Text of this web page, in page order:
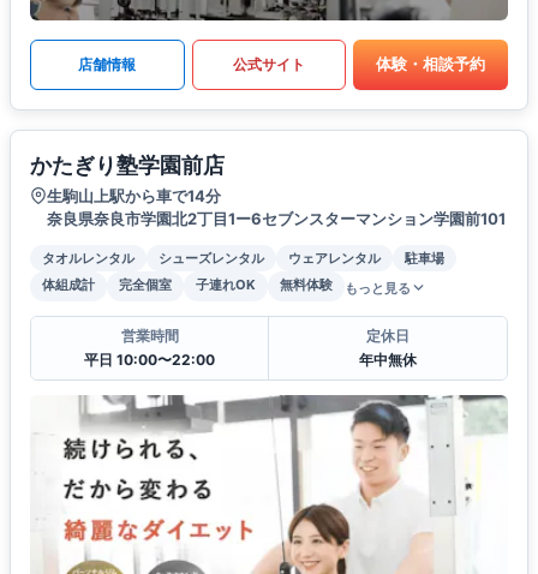
店舗情報 公式サイト 体験・相談予約
かたぎり塾学園前店
生駒山上駅から車で14分
奈良県奈良市学園北2丁目1ー6セブンスターマンション学園前101
タオルレンタル シューズレンタル ウェアレンタル
駐車場
体組成計
完全個室 子連れOK 無料体験 もっと見る
営業時間
平日 10:00〜22:00
定休日
年中無休